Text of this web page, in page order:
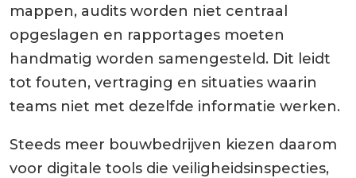
mappen, audits worden niet centraal
opgeslagen en rapportages moeten
handmatig worden samengesteld. Dit leidt
tot fouten, vertraging en situaties waarin
teams niet met dezelfde informatie werken.
Steeds meer bouwbedrijven kiezen daarom
voor digitale tools die veiligheidsinspecties,